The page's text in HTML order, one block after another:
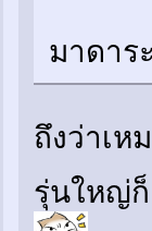
มาดาร
ถึงว่าเห
รุ่นใหญ่